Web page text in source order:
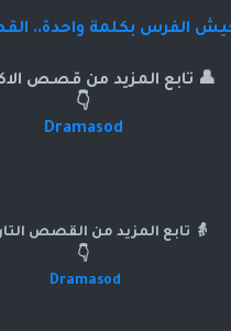
الفرس بكلمة واحدة..
👤 تابع المزيد من قصص
👇
Dramasod
👵 تابع المزيد من القصص
👇
Dramasod